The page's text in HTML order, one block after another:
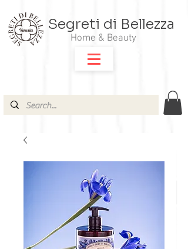
Segreti di Bellezza
Home & Beauty